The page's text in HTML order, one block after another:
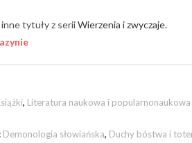
tytuły z seriiWierzenia i zwyczaje.
, Literatura naukowa i popularnonaukowa
Demonologia słowiańska, Duchy bóstwa i